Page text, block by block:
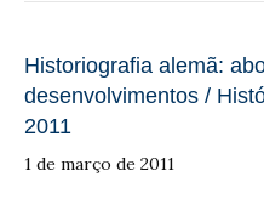
Historiografia alemã:
desenvolvimentos /
2011
1 de março de 2011